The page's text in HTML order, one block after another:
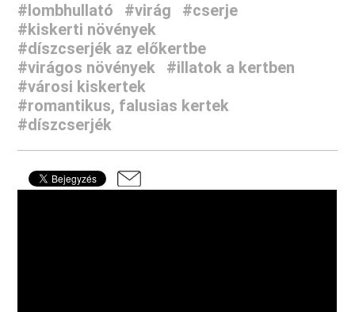
#lombhullató #virág
#cserje
#kiskerti növények
#díszcserjék az előkertbe
#virágos növények
#illatok a kertben
#városi kiskertek
#romantikus, falusias kertek
#díszcserjék